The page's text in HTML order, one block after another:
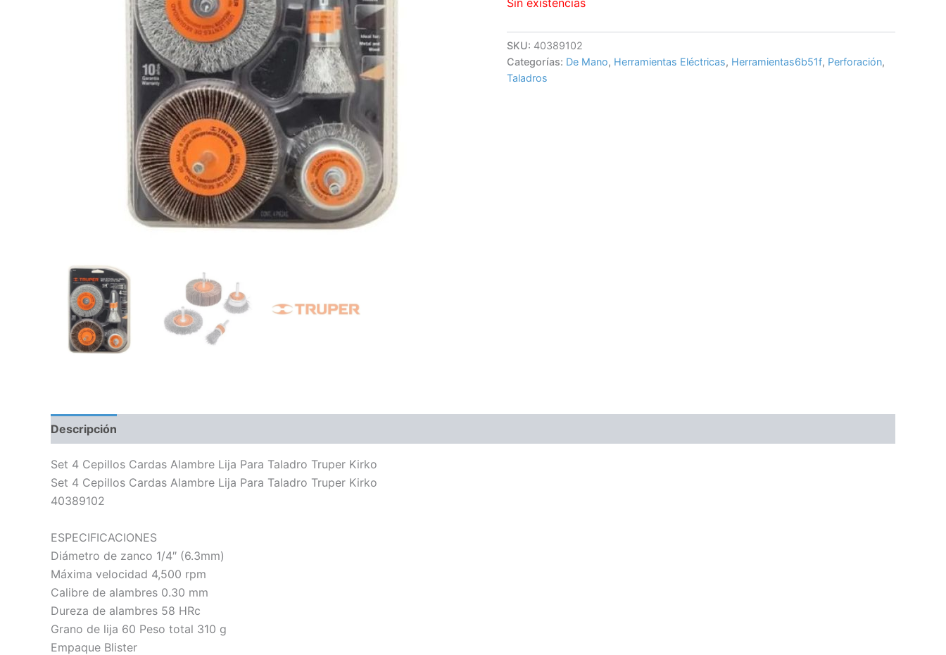
SKU: 40389102
Categorías: De Mano, Herramientas Eléctricas, Herramientas6b51f, Perforación,
Taladros
Descripción
Set 4 Cepillos Cardas Alambre Lija Para Taladro Truper Kirko
Set 4 Cepillos Cardas Alambre Lija Para Taladro Truper Kirko
40389102
ESPECIFICACIONES
Diámetro de zanco 1/4″ (6.3mm)
Máxima velocidad 4,500 rpm
Calibre de alambres 0.30 mm
Dureza de alambres 58 HRc
Grano de lija 60 Peso total 310 g
Empaque Blister